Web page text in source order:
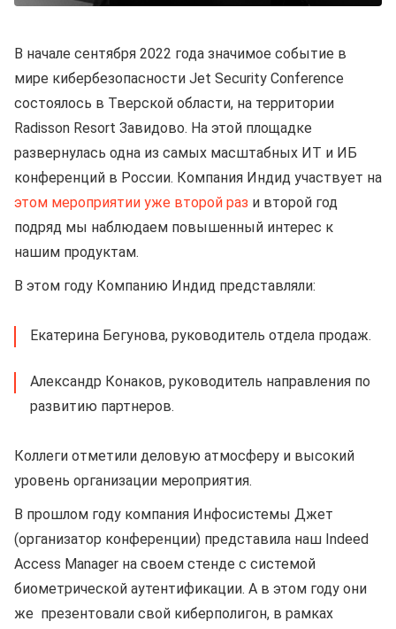
В начале сентября 2022 года значимое событие в
мире кибербезопасности Jet Security Conference
состоялось в Тверской области, на территории
Radisson Resort Завидово. На этой площадке
развернулась одна из самых масштабных ИТ и ИБ
конференций в России. Компания Индид участвует на
этом мероприятии уже второй раз и второй год
подряд мы наблюдаем повышенный интерес к
нашим продуктам.
В этом году Компанию Индид представляли:
Екатерина Бегунова, руководитель отдела продаж.
Александр Конаков, руководитель направления по
развитию партнеров.
Коллеги отметили деловую атмосферу и высокий
уровень организации мероприятия.
В прошлом году компания Инфосистемы Джет
(организатор конференции) представила наш Indeed
Access Manager на своем стенде с системой
биометрической аутентификации. А в этом году они
же презентовали свой киберполигон, в рамках